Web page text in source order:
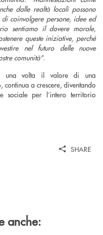
dalle realtà locali possono
coinvolgere persone, idee ed
sentiamo il dovere morale,
queste iniziative, perché
nel futuro delle nuove
comunità”.
una volta il valore di una
a crescere, diventando
sociale per l’intero territorio
SHARE
anche: